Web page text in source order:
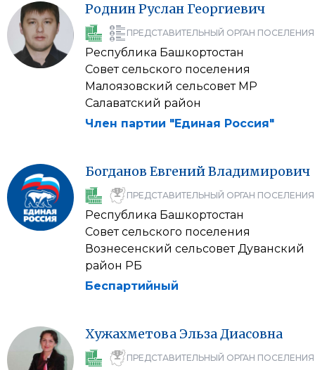
РоднинРуслан Георгиевич
ПРЕДСТАВИТЕЛЬНЫЙ ОРГАН ПОСЕЛЕНИЯ
Республика Башкортостан
Совет сельского поселения
Малоязовский сельсовет МР
Салаватский район
Член партии "Единая Россия"
Богданов ЕвгенийВладимирович
ПРЕДСТАВИТЕЛЬНЫЙ ОРГАН ПОСЕЛЕНИЯ
Республика Башкортостан
Совет сельского поселения
Вознесенский сельсовет Дуванский
район РБ
Беспартийный
Хужахметова ЭльзаДиасовна
ПРЕДСТАВИТЕЛЬНЫЙ ОРГАН ПОСЕЛЕНИЯ